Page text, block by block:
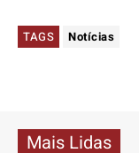
TAGS Notícias
Mais Lidas